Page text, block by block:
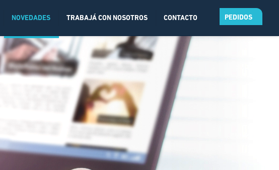
NOVEDADES TRABAJÁ CON NOSOTROS CONTACTO PEDIDOS